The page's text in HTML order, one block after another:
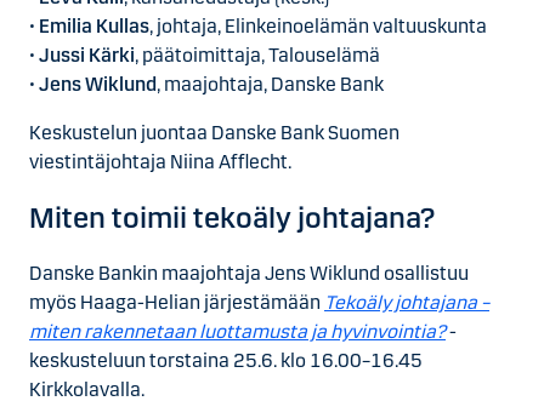
• Emilia Kullas, johtaja, Elinkeinoelämän valtuuskunta
• Jussi Kärki, päätoimittaja, Talouselämä
• Jens Wiklund, maajohtaja, Danske Bank
Keskustelun juontaa Danske Bank Suomen
viestintäjohtaja Niina Afflecht.
Miten toimii tekoäly johtajana?
Danske Bankin maajohtaja Jens Wiklund osallistuu
myös Haaga-Helian järjestämään Tekoäly johtajana –
miten rakennetaan luottamusta ja hyvinvointia?-
keskusteluun torstaina 25.6. klo 16.00–16.45
Kirkkolavalla.